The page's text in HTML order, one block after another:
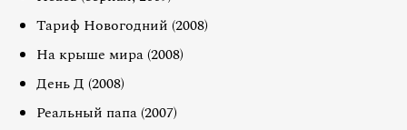
Тариф Новогодний (2008)
На крыше мира (2008)
День Д (2008)
Реальный папа (2007)